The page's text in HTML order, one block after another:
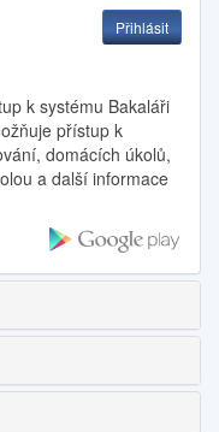
Přihlásit
k systému Bakaláři
přístup k
domácích úkolů,
a další informace